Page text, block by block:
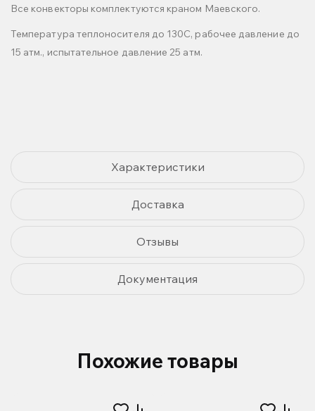
Все конвекторы комплектуются краном Маевского.
Температура теплоносителя до 130С, рабочее давление до
15 атм., испытательное давление 25 атм.
Характеристики
Доставка
Отзывы
Документация
Похожие товары